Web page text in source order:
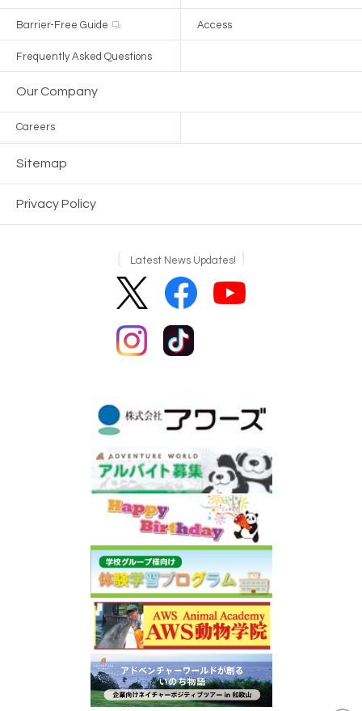
Barrier-Free Guide Access
Frequently Asked Questions
Our Company
Careers
Sitemap
Privacy Policy
Latest News Updates!